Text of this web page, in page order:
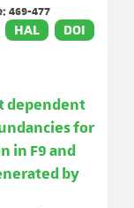
469-477
HAL DOI
dependent
for
in F9 and
by